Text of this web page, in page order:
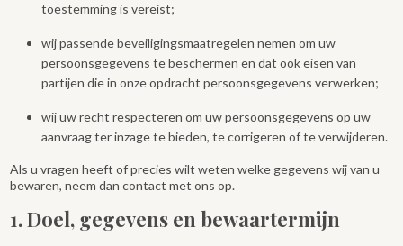
toestemming is vereist;
wij passende beveiligingsmaatregelen nemen om uw
persoonsgegevens te beschermen en dat ook eisen van
partijen die in onze opdracht persoonsgegevens verwerken;
wij uw recht respecteren om uw persoonsgegevens op uw
aanvraag ter inzage te bieden, te corrigeren of te verwijderen.
Als u vragen heeft of precies wilt weten welke gegevens wij van u
bewaren, neem dan contact met ons op.
1. Doel, gegevens en bewaartermijn